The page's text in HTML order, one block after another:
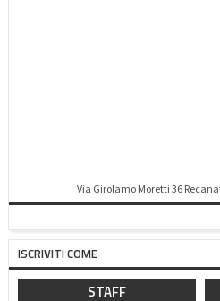
Via Girolamo Moretti 36
ISCRIVITI COME
STAFF